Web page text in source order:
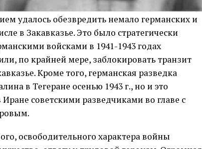
удалось обезвредить немало германских и
в Закавказье. Это было стратегически
войсками в 1941-1943 годах
по крайней мере, заблокировать транзит
Кроме того, германская разведка
в Тегеране осенью 1943 г., но и это
советскими разведчиками во главе с
освободительного характера войны